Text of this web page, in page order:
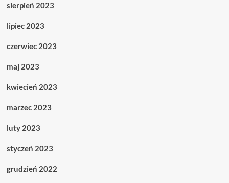
sierpień 2023
lipiec 2023
czerwiec 2023
maj 2023
kwiecień 2023
marzec 2023
luty 2023
styczeń 2023
grudzień 2022